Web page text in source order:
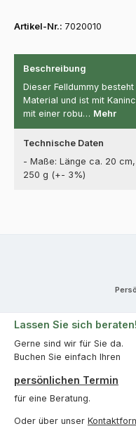
Artikel-Nr.: 7020010
Beschreibung
Dieser Felldummy
Material und ist mit
mit einer robu… Mehr
Technische Daten
- Maße: Länge ca. 20
250 g (+- 3%)
Lassen Sie sich beraten!
Gerne sind wir für Sie da.
Buchen Sie einfach Ihren
persönlichen Termin
für eine Beratung.
Oder über unser